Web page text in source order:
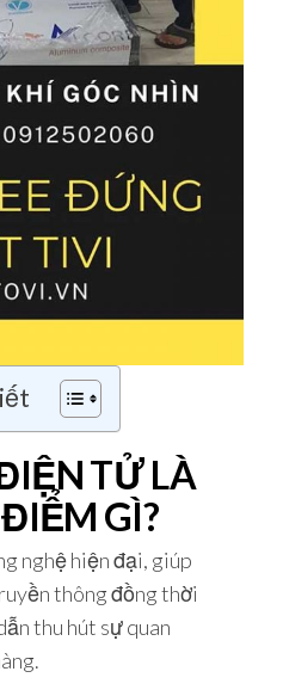
TỬ LÀ
GÌ?
nghệ hiện đại, giúp
thông đồng thời
thu hút sự quan